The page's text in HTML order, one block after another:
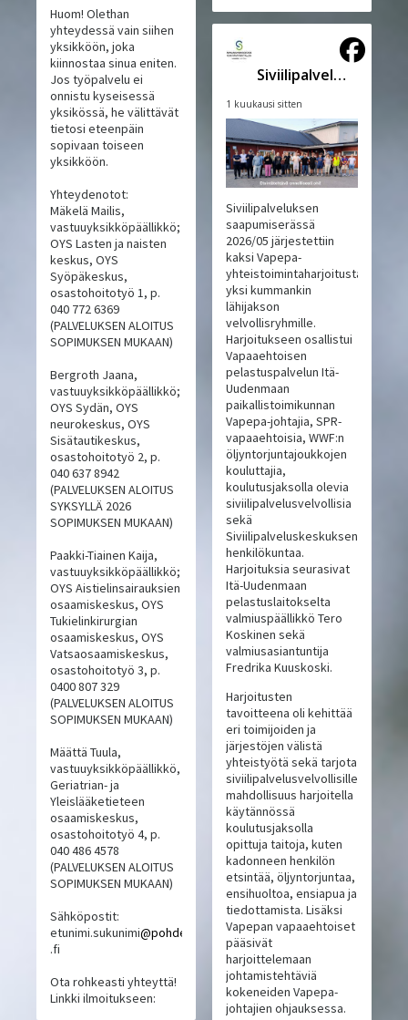
Huom! Olethan
yhteydessä vain siihen
yksikköön, joka
kiinnostaa sinua eniten.
Jos työpalvelu ei
onnistu kyseisessä
yksikössä, he välittävät
tietosi eteenpäin
sopivaan toiseen
yksikköön.
Yhteydenotot:
Mäkelä Mailis,
vastuuyksikköpäällikkö;
OYS Lasten ja naisten
keskus, OYS
Syöpäkeskus,
osastohoitotyö 1, p.
040 772 6369
(PALVELUKSEN ALOITUS
SOPIMUKSEN MUKAAN)
Bergroth Jaana,
vastuuyksikköpäällikkö;
OYS Sydän, OYS
neurokeskus, OYS
Sisätautikeskus,
osastohoitotyö 2, p.
040 637 8942
(PALVELUKSEN ALOITUS
SYKSYLLÄ 2026
SOPIMUKSEN MUKAAN)
Paakki-Tiainen Kaija,
vastuuyksikköpäällikkö;
OYS Aistielinsairauksien
osaamiskeskus, OYS
Tukielinkirurgian
osaamiskeskus, OYS
Vatsaosaamiskeskus,
osastohoitotyö 3, p.
0400 807 329
(PALVELUKSEN ALOITUS
SOPIMUKSEN MUKAAN)
Määttä Tuula,
vastuuyksikköpäällikkö,
Geriatrian- ja
Yleislääketieteen
osaamiskeskus,
osastohoitotyö 4, p.
040 486 4578
(PALVELUKSEN ALOITUS
SOPIMUKSEN MUKAAN)
Sähköpostit:
etunimi.sukunimi@pohde
.fi
Ota rohkeasti yhteyttä!
Linkki ilmoitukseen:
Siviilipalveluskeskus
1 kuukausi sitten
Siviilipalveluksen
saapumiserässä
2026/05 järjestettiin
kaksi Vapepa-
yhteistoimintaharjoitusta,
yksi kummankin
lähijakson
velvollisryhmille.
Harjoitukseen osallistui
Vapaaehtoisen
pelastuspalvelun Itä-
Uudenmaan
paikallistoimikunnan
Vapepa-johtajia, SPR-
vapaaehtoisia, WWF:n
öljyntorjuntajoukkojen
kouluttajia,
koulutusjaksolla olevia
siviilipalvelusvelvollisia
sekä
Siviilipalveluskeskuksen
henkilökuntaa.
Harjoituksia seurasivat
Itä-Uudenmaan
pelastuslaitokselta
valmiuspäällikkö Tero
Koskinen sekä
valmiusasiantuntija
Fredrika Kuuskoski.
Harjoitusten
tavoitteena oli kehittää
eri toimijoiden ja
järjestöjen välistä
yhteistyötä sekä tarjota
siviilipalvelusvelvollisille
mahdollisuus harjoitella
käytännössä
koulutusjaksolla
opittuja taitoja, kuten
kadonneen henkilön
etsintää, öljyntorjuntaa,
ensihuoltoa, ensiapua ja
tiedottamista. Lisäksi
Vapepan vapaaehtoiset
pääsivät
harjoittelemaan
johtamistehtäviä
kokeneiden Vapepa-
johtajien ohjauksessa.